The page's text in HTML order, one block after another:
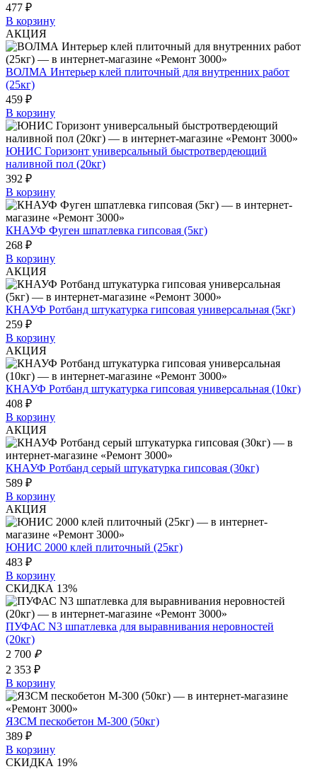
477 ₽
В корзину
АКЦИЯ
ВОЛМА Интерьер клей плиточный для внутренних работ
(25кг)
459 ₽
В корзину
ЮНИС Горизонт универсальный быстротвердеющий
наливной пол (20кг)
392 ₽
В корзину
КНАУФ Фуген шпатлевка гипсовая (5кг)
268 ₽
В корзину
АКЦИЯ
КНАУФ Ротбанд штукатурка гипсовая универсальная (5кг)
259 ₽
В корзину
АКЦИЯ
КНАУФ Ротбанд штукатурка гипсовая универсальная (10кг)
408 ₽
В корзину
АКЦИЯ
КНАУФ Ротбанд серый штукатурка гипсовая (30кг)
589 ₽
В корзину
АКЦИЯ
ЮНИС 2000 клей плиточный (25кг)
483 ₽
В корзину
СКИДКА 13%
ПУФАС N3 шпатлевка для выравнивания неровностей
(20кг)
2 700 ₽
2 353 ₽
В корзину
ЯЗСМ пескобетон М-300 (50кг)
389 ₽
В корзину
СКИДКА 19%